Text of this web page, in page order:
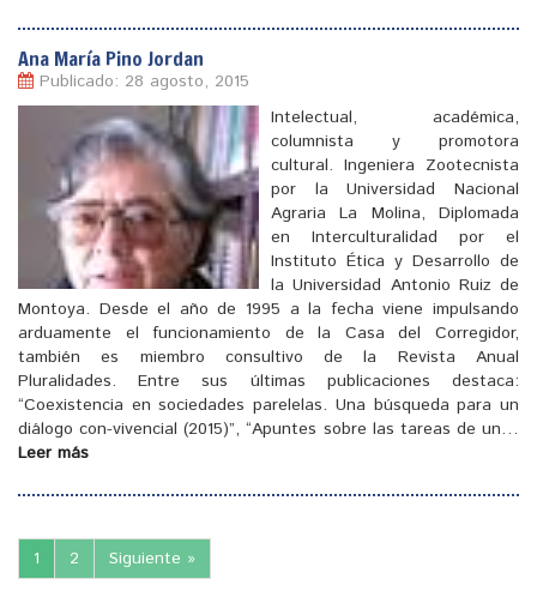
Ana María Pino Jordan
Publicado: 28 agosto, 2015
[ ]
Intelectual, académica,
columnista y promotora
cultural. Ingeniera Zootecnista
por la Universidad Nacional
Agraria La Molina, Diplomada
en Interculturalidad por el
Instituto Ética y Desarrollo de
la Universidad Antonio Ruiz de
Montoya. Desde el año de 1995 a la fecha viene impulsando
arduamente el funcionamiento de la Casa del Corregidor,
también es miembro consultivo de la Revista Anual
Pluralidades. Entre sus últimas publicaciones destaca:
“Coexistencia en sociedades parelelas. Una búsqueda para un
diálogo con-vivencial (2015)”, “Apuntes sobre las tareas de un…
Leer más
1 2 Siguiente »